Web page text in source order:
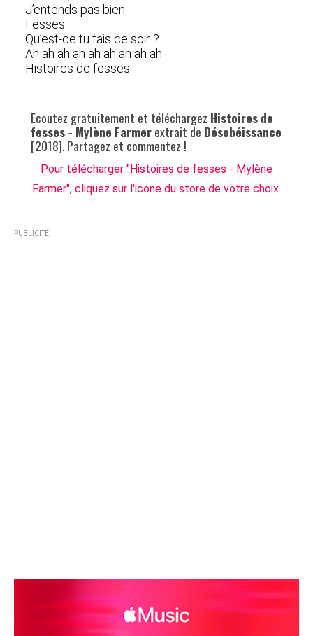
J’entends pas bien
Fesses
Qu’est-ce tu fais ce soir ?
Ah ah ah ah ah ah ah ah ah
Histoires de fesses
Ecoutez gratuitement et téléchargez Histoires de
fesses - Mylène Farmerextrait de Désobéissance
[2018]. Partagez et commentez !
Pour télécharger "Histoires de fesses - Mylène
Farmer", cliquez sur l'icone du store de votre choix.
PUBLICITÉ